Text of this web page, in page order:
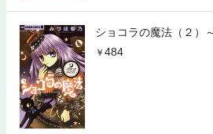
ショコラの魔法（２）
484